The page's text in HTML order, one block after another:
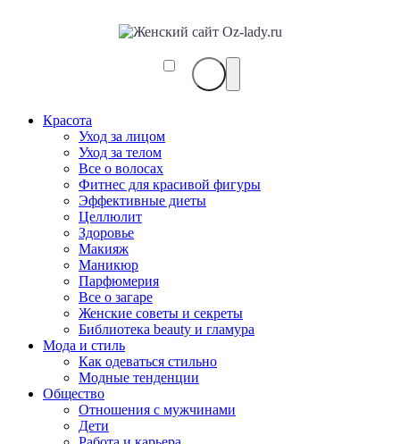
Красота
Уход за лицом
Уход за телом
Все о волосах
Фитнес для красивой фигуры
Эффективные диеты
Целлюлит
Здоровье
Макияж
Маникюр
Парфюмерия
Все о загаре
Женские советы и секреты
Библиотека beauty и гламура
Мода и стиль
Как одеваться стильно
Модные тенденции
Общество
Отношения с мужчинами
Дети